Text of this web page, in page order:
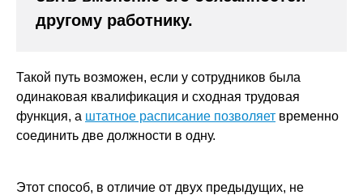
другому работнику.
Такой путь возможен, если у сотрудников была
одинаковая квалификация и сходная трудовая
функция, а штатное расписание позволяет временно
соединить две должности в одну.
Этот способ, в отличие от двух предыдущих, не